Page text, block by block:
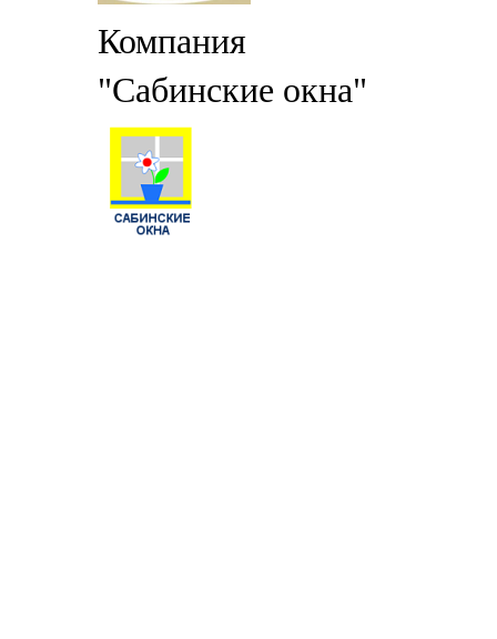
Компания
"Сабинские окна"